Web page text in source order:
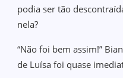
podia ser tão
nela?
“Não foi bem assim!”
de Luísa foi quase